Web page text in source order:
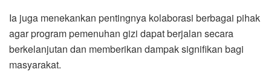
Ia juga menekankan pentingnya kolaborasi berbagai pihak
agar program pemenuhan gizi dapat berjalan secara
berkelanjutan dan memberikan dampak signifikan bagi
masyarakat.